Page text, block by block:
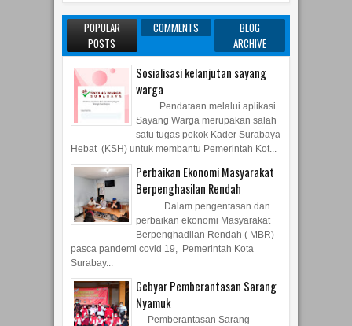
POPULAR
POSTS
COMMENTS
BLOG
ARCHIVE
Sosialisasi kelanjutan sayang
warga
Pendataan melalui aplikasi
Sayang Warga merupakan salah
satu tugas pokok Kader Surabaya
Hebat (KSH) untuk membantu Pemerintah Kot...
Perbaikan Ekonomi Masyarakat
Berpenghasilan Rendah
Dalam pengentasan dan
perbaikan ekonomi Masyarakat
Berpenghadilan Rendah ( MBR)
pasca pandemi covid 19, Pemerintah Kota
Surabay...
Gebyar Pemberantasan Sarang
Nyamuk
Pemberantasan Sarang